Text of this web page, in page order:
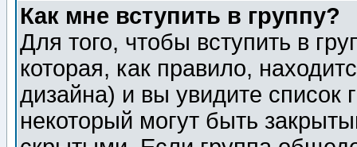
Как мне вступить в группу?
Для того, чтобы вступить в
которая, как правило,
дизайна) и вы увидите список
некоторый могут быть